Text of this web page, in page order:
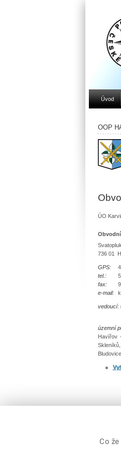
Úvod
OOP
ÚO
736 01
GPS:
tel.:
fax:
e-mail:
vedoucí:
územní
Havířov
Co